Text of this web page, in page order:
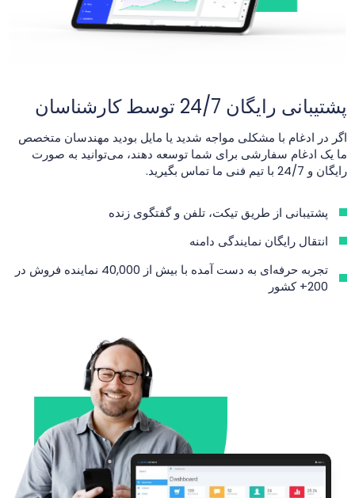
پشتیبانی رایگان 24/7 توسط کارشناسان
اگر در ادغام با مشکلی مواجه شدید یا مایل بودید مهندسان متخصص
ما یک ادغام سفارشی برای شما توسعه دهند، می‌توانید به صورت
رایگان و 24/7 با تیم فنی ما تماس بگیرید.
پشتیبانی از طریق تیکت، تلفن و گفتگوی زنده
انتقال رایگان نمایندگی دامنه
تجربه حرفه‌ای به دست آمده با بیش از 40,000 نماینده فروش در
200+ کشور